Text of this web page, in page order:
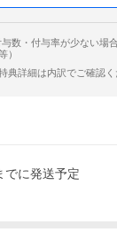
数・付与率が少ない場
）
典詳細は内訳でご確認く
でに発送予定